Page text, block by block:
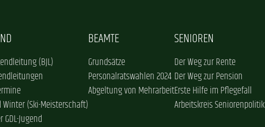
(BJL)
Winter (Ski-Meisterschaft)
Jugend
BEAMTE
Grundsätze
Personalratswahlen 2024
Abgeltung von Mehrarbeit
SENIOREN
Der Weg zur Rente
Der Weg zur Pension
Erste Hilfe im Pflegefall
Arbeitskreis Seniorenpolitik